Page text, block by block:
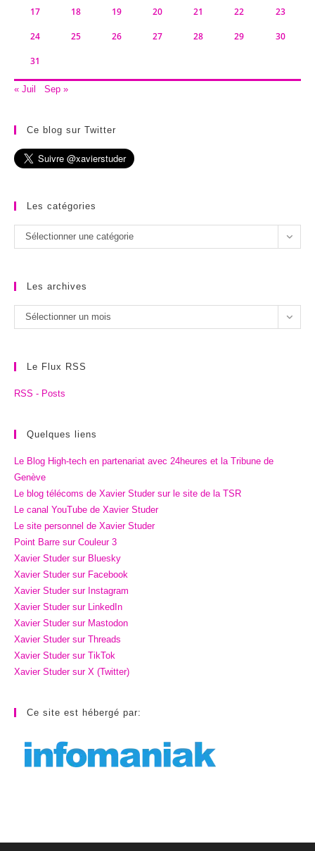
17 18 19 20 21 22 23
24 25 26 27 28 29 30
31
« Juil Sep »
Ce blog sur Twitter
Les catégories
Les
catégories
Sélectionner une catégorie
Les archives
Les
archives
Sélectionner un mois
Le Flux RSS
RSS - Posts
Quelques liens
Le Blog High-tech en partenariat avec 24heures et la Tribune de
Genève
Le blog télécoms de Xavier Studer sur le site de la TSR
Le canal YouTube de Xavier Studer
Le site personnel de Xavier Studer
Point Barre sur Couleur 3
Xavier Studer sur Bluesky
Xavier Studer sur Facebook
Xavier Studer sur Instagram
Xavier Studer sur LinkedIn
Xavier Studer sur Mastodon
Xavier Studer sur Threads
Xavier Studer sur TikTok
Xavier Studer sur X (Twitter)
Ce site est hébergé par: